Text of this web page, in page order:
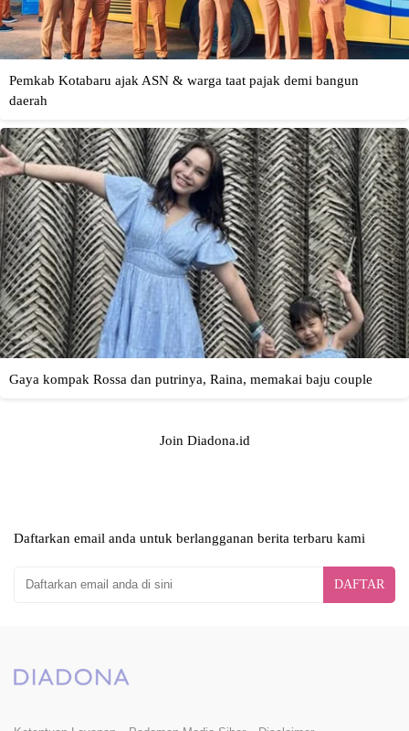
Join Diadona.id
Daftarkan email anda untuk berlangganan berita terbaru kami
DAFTAR